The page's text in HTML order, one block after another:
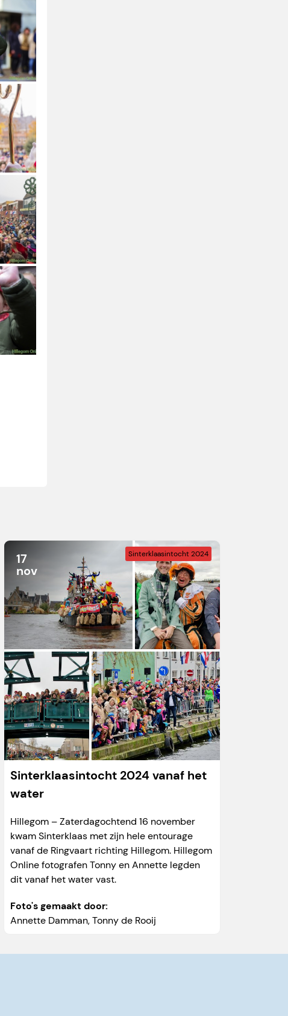
17
nov
Sinterklaasintocht 2024
Sinterklaasintocht 2024 vanaf het
water
Hillegom – Zaterdagochtend 16 november
kwam Sinterklaas met zijn hele entourage
vanaf de Ringvaart richting Hillegom. Hillegom
Online fotografen Tonny en Annette legden
dit vanaf het water vast.
Foto's gemaakt door:
Annette Damman,Tonny de Rooij